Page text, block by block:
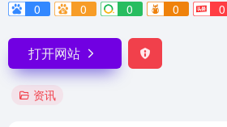
0
0 0 0 0
打开网站
资讯